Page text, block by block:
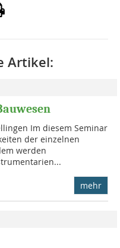
Artikel:
Im diesem Seminar
der einzelnen
werden
mehr